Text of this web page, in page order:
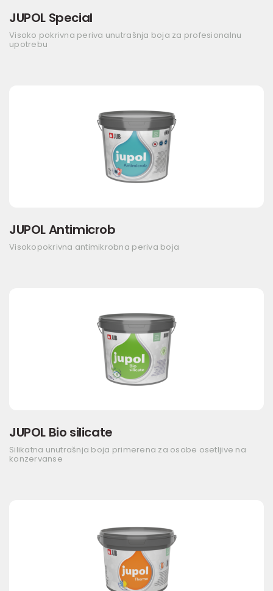
JUPOL Special
Visoko pokrivna periva unutrašnja boja za profesionalnu
upotrebu
JUPOL Antimicrob
Visokopokrivna antimikrobna periva boja
JUPOL Bio silicate
Silikatna unutrašnja boja primerena za osobe osetljive na
konzervanse